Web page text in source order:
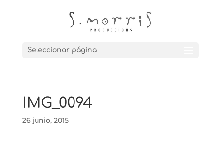
Seleccionar página
IMG_0094
26 junio, 2015